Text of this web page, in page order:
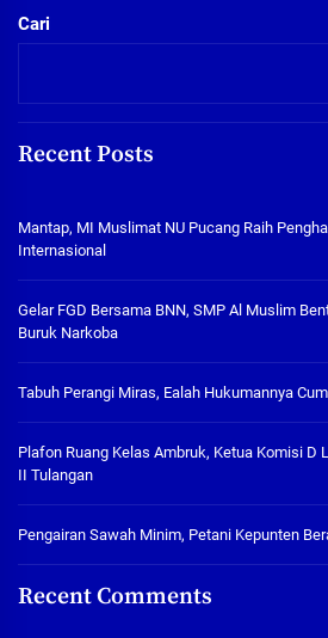
Cari
Recent Posts
Mantap, MI Muslimat NU Pucang Raih
Internasional
Gelar FGD Bersama BNN, SMP Al Muslim
Buruk Narkoba
Tabuh Perangi Miras, Ealah Hukumannya
Plafon Ruang Kelas Ambruk, Ketua Komisi D
II Tulangan
Pengairan Sawah Minim, Petani Kepunten
Recent Comments